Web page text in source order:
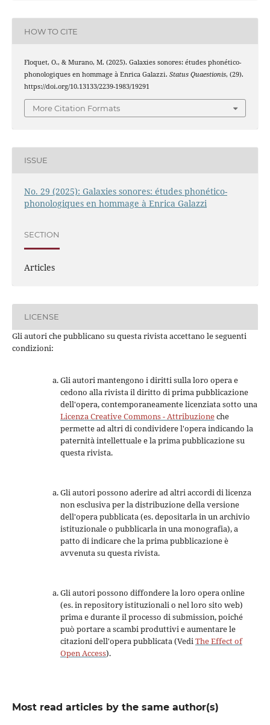
HOW TO CITE
Floquet, O., & Murano, M. (2025). Galaxies sonores: études phonético-
phonologiques en hommage à Enrica Galazzi. Status Quaestionis, (29).
https://doi.org/10.13133/2239-1983/19291
More Citation Formats
ISSUE
No. 29 (2025): Galaxies sonores: études phonético-
phonologiques en hommage à Enrica Galazzi
SECTION
Articles
LICENSE
Gli autori che pubblicano su questa rivista accettano le seguenti
condizioni:
Gli autori mantengono i diritti sulla loro opera e
cedono alla rivista il diritto di prima pubblicazione
dell'opera, contemporaneamente licenziata sotto una
Licenza Creative Commons - Attribuzioneche
permette ad altri di condividere l'opera indicando la
paternità intellettuale e la prima pubblicazione su
questa rivista.
Gli autori possono aderire ad altri accordi di licenza
non esclusiva per la distribuzione della versione
dell'opera pubblicata (es. depositarla in un archivio
istituzionale o pubblicarla in una monografia), a
patto di indicare che la prima pubblicazione è
avvenuta su questa rivista.
Gli autori possono diffondere la loro opera online
(es. in repository istituzionali o nel loro sito web)
prima e durante il processo di submission, poiché
può portare a scambi produttivi e aumentare le
citazioni dell'opera pubblicata (VediThe Effect of
Open Access).
Most read articles by the same author(s)